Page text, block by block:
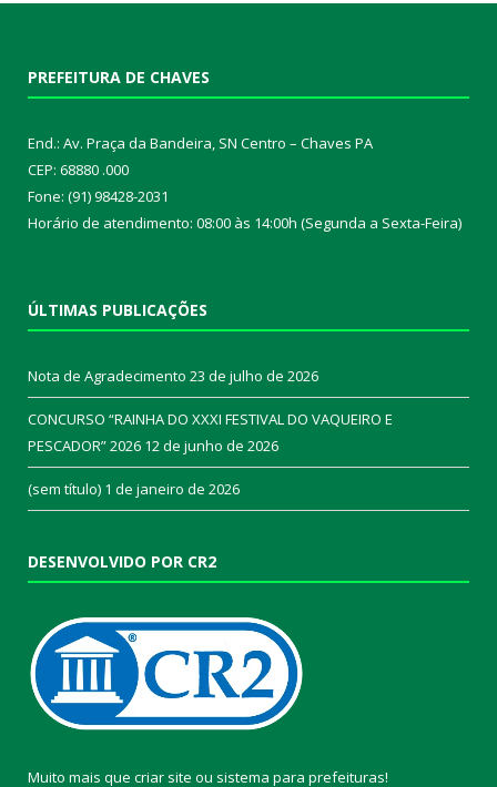
PREFEITURA DE CHAVES
End.: Av. Praça da Bandeira, SN Centro – Chaves PA
CEP: 68880 .000
Fone: (91) 98428-2031
Horário de atendimento: 08:00 às 14:00h (Segunda a Sexta-Feira)
ÚLTIMAS PUBLICAÇÕES
Nota de Agradecimento 23 de julho de 2026
CONCURSO “RAINHA DO XXXI FESTIVAL DO VAQUEIRO E
PESCADOR” 2026 12 de junho de 2026
(sem título) 1 de janeiro de 2026
DESENVOLVIDO POR CR2
Muito mais que criar site ou sistema para prefeituras!